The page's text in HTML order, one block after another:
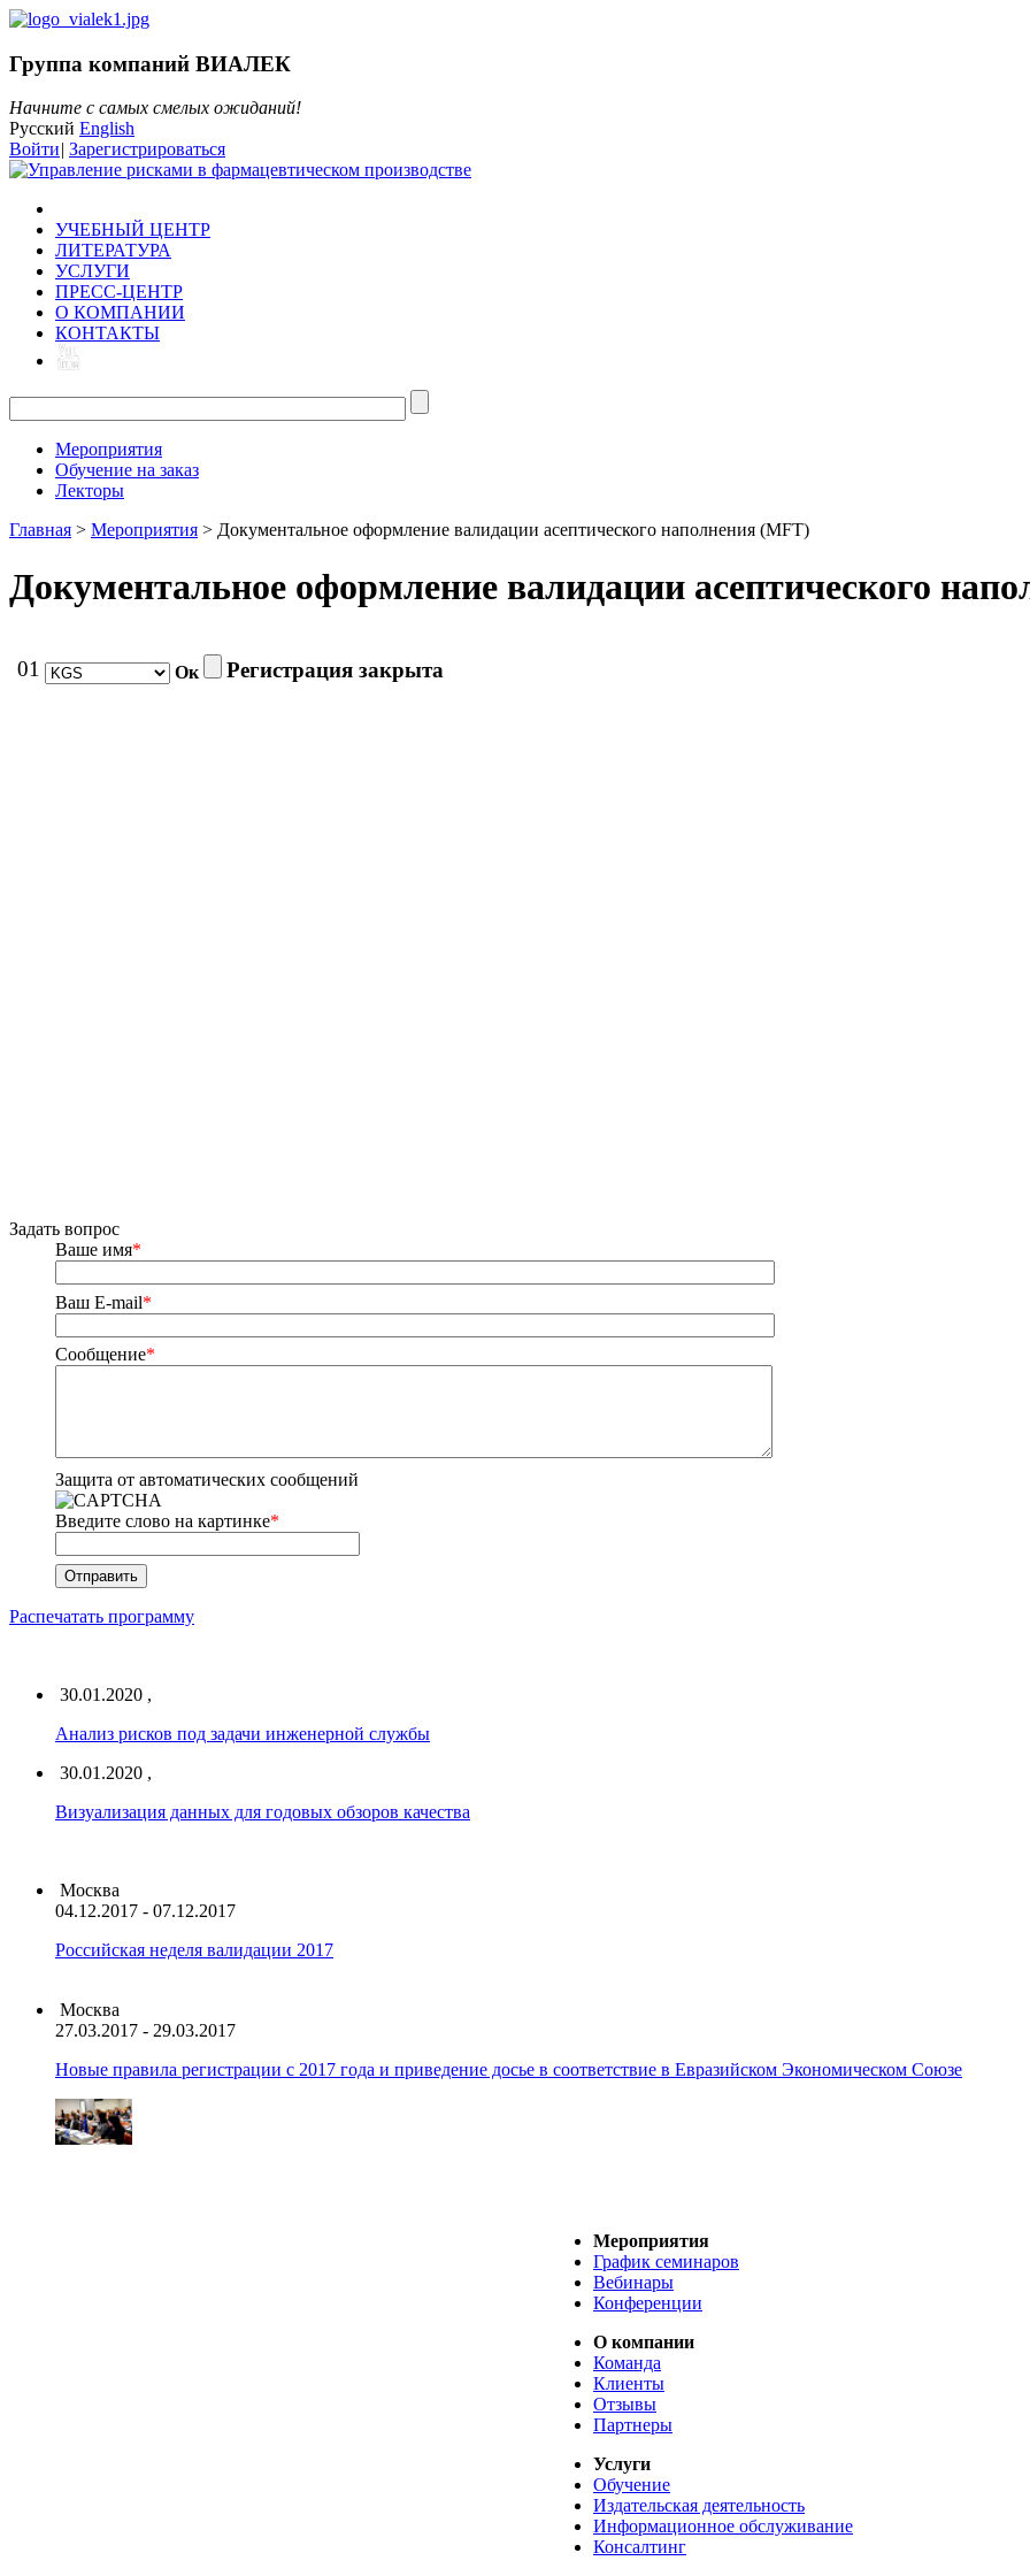
Группа компаний ВИАЛЕК
Начните с самых смелых ожиданий!
Русский English
Войти| Зарегистрироваться
УЧЕБНЫЙ ЦЕНТР
ЛИТЕРАТУРА
УСЛУГИ
ПРЕСС-ЦЕНТР
О КОМПАНИИ
КОНТАКТЫ
Мероприятия
Обучение на заказ
Лекторы
Главная > Мероприятия > Документальное оформление валидации асептического наполнения (MFT)
Документальное оформление валидации асептического
01 Ок Регистрация закрыта
Задать вопрос
Ваше имя*
Ваш E-mail*
Сообщение*
Защита от автоматических сообщений
Введите слово на картинке*
Распечатать программу
30.01.2020 ,
Анализ рисков под задачи инженерной службы
30.01.2020 ,
Визуализация данных для годовых обзоров качества
Москва
04.12.2017 - 07.12.2017
Российская неделя валидации 2017
Москва
27.03.2017 - 29.03.2017
Новые правила регистрации c 2017 года и приведение досье в соответствие в Евразийском Экономическом Союзе
Мероприятия
График семинаров
Вебинары
Конференции
О компании
Команда
Клиенты
Отзывы
Партнеры
Услуги
Обучение
Издательская деятельность
Информационное обслуживание
Консалтинг